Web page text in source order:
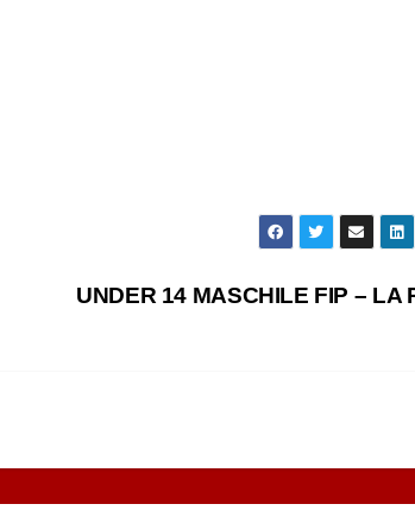
UNDER 14 MASCHILE FIP – LA